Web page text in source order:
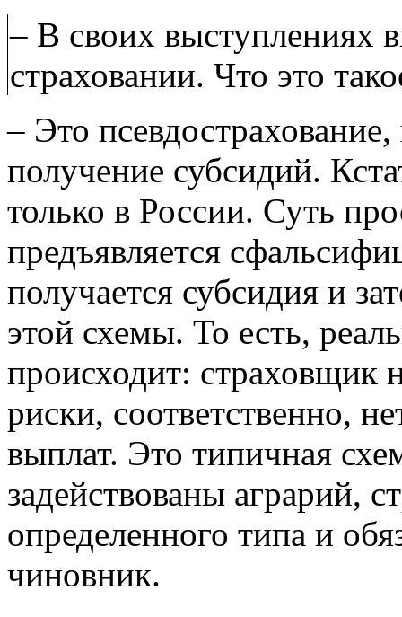
– В своих выступлениях
страховании. Что это
– Это
получение субсидий.
только в России. Суть
предъявляется
получается субсидия и
этой схемы. То есть,
происходит: страховщик
риски, соответственно,
выплат. Это типичная
задействованы аграрий,
определенного типа и
чиновник.